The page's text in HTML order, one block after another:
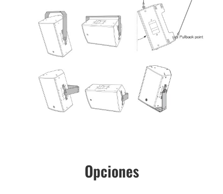
Opciones